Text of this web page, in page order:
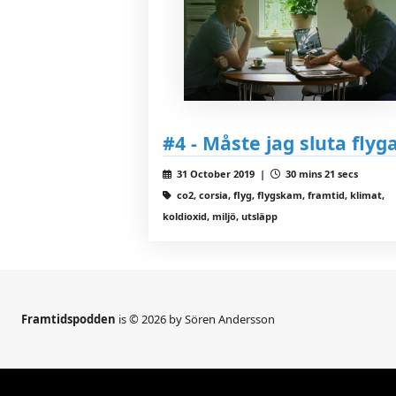
#4 - Måste jag sluta
31 October 2019 |
30 mins 21 secs
co2, corsia, flyg, flygskam, framtid, klimat,
koldioxid, miljö, utsläpp
Framtidspodden is © 2026 by Sören Andersson